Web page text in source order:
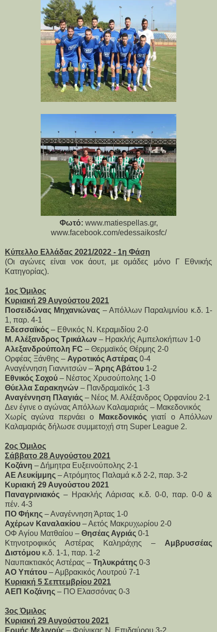
Φωτό: www.matiespellas.gr,
www.facebook.com/edessaikosfc/
Κύπελλο Ελλάδας 2021/2022 - 1η Φάση
(Οι αγώνες είναι νοκ άουτ, με ομάδες μόνο Γ Εθνικής
Κατηγορίας).
1ος Όμιλος
Κυριακή 29 Αυγούστου 2021
Ποσειδώνας Μηχανιώνας – Απόλλων Παραλιμνίου κ.δ. 1-
1, παρ. 4-1
Εδεσσαϊκός – Εθνικός Ν. Κεραμιδίου 2-0
Μ. Αλέξανδρος Τρικάλων – Ηρακλής Αμπελοκήπων 1-0
Αλεξανδρούπολη FC – Θερμαϊκός Θέρμης 2-0
Ορφέας Ξάνθης – Αγροτικός Αστέρας 0-4
Αναγέννηση Γιαννιτσών – Άρης Αβάτου 1-2
Εθνικός Σοχού – Νέστος Χρυσούπολης 1-0
Θύελλα Σαρακηνών – Πανδραμαϊκός 1-3
Αναγέννηση Πλαγιάς – Νέος Μ. Αλέξανδρος Ορφανίου 2-1
Δεν έγινε ο αγώνας Απόλλων Καλαμαριάς – Μακεδονικός
Χωρίς αγώνα περνάει ο
Μακεδονικόςγιατί ο Απόλλων
Καλαμαριάς δήλωσε συμμετοχή στη Super League 2.
2ος Όμιλος
Σάββατο 28 Αυγούστου 2021
Κοζάνη – Δήμητρα Ευξεινούπολης 2-1
ΑΕ Λευκίμμης – Ατρόμητος Παλαμά κ.δ 2-2, παρ. 3-2
Κυριακή 29 Αυγούστου 2021
Παναγρινιακός – Ηρακλής Λάρισας κ.δ. 0-0, παρ. 0-0 &
πέν. 4-3
ΠΟ Φήκης – Αναγέννηση Άρτας 1-0
Αχέρων Καναλακίου – Αετός Μακρυχωρίου 2-0
ΟΦ Αγίου Ματθαίου – Θησέας Αγριάς 0-1
Κτηνοτροφικός Αστέρας Καληράχης – Αμβρυσσέας
Διστόμου κ.δ. 1-1, παρ. 1-2
Ναυπακτιακός Αστέρας – Τηλυκράτης 0-3
ΑΟ Υπάτου – Αμβρακικός Λουτρού 7-1
Κυριακή 5 Σεπτεμβρίου 2021
ΑΕΠ Κοζάνης – ΠΟ Ελασσόνας 0-3
3ος Όμιλος
Κυριακή 29 Αυγούστου 2021
Ερμής Μελιγούς – Φοίνικας Ν. Επιδαύρου 3-2